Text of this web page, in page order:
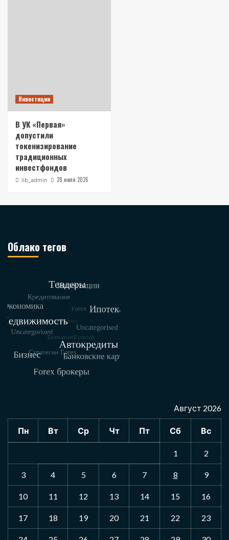
Инвестиции
В УК «Первая»
допустили
токенизирование
традиционных
инвестфондов
lib_admin 28 июля 2026
Облако тегов
Август 2026
Пн Вт Ср Чт Пт Сб Вс
1 2
3 4 5 6 7 8 9
10 11 12 13 14 15 16
17 18 19 20 21 22 23